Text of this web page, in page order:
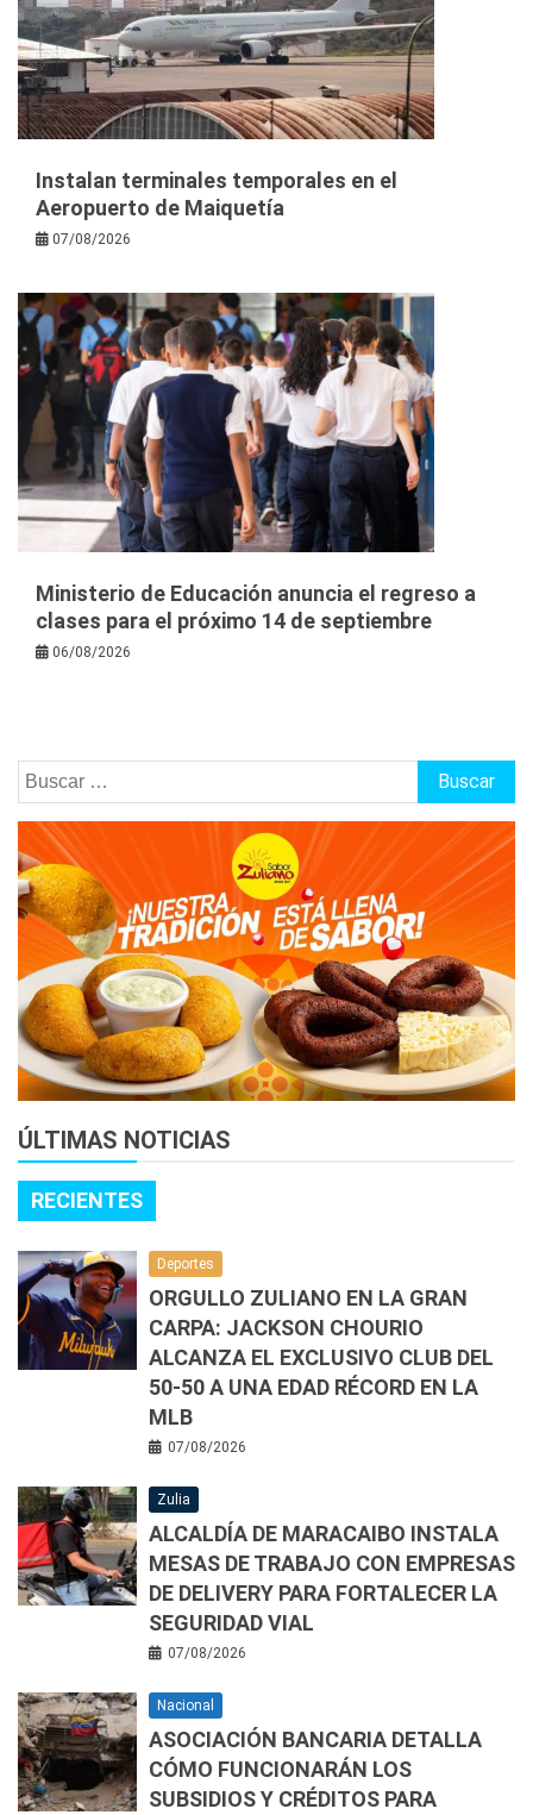
Instalan terminales temporales en el
Aeropuerto de Maiquetía
07/08/2026
Ministerio de Educación anuncia el regreso a
clases para el próximo 14 de septiembre
06/08/2026
Buscar:
ÚLTIMAS NOTICIAS
RECIENTES
Deportes
ORGULLO ZULIANO EN LA GRAN
CARPA: JACKSON CHOURIO
ALCANZA EL EXCLUSIVO CLUB DEL
50-50 A UNA EDAD RÉCORD EN LA
MLB
07/08/2026
Zulia
ALCALDÍA DE MARACAIBO INSTALA
MESAS DE TRABAJO CON EMPRESAS
DE DELIVERY PARA FORTALECER LA
SEGURIDAD VIAL
07/08/2026
Nacional
ASOCIACIÓN BANCARIA DETALLA
CÓMO FUNCIONARÁN LOS
SUBSIDIOS Y CRÉDITOS PARA